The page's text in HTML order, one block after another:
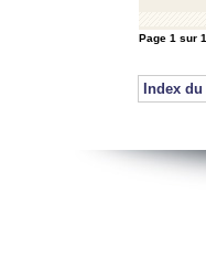
Page 1 sur 1
Index